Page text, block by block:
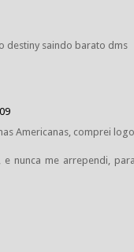
destiny saindo barato dms
Americanas, comprei
nunca me arrependi,